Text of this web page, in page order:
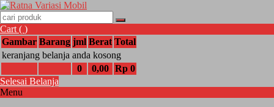
Cart ( )
Gambar Barang jml Berat Total
keranjang belanja anda kosong
0
0,00 Rp 0
Selesai Belanja
Menu